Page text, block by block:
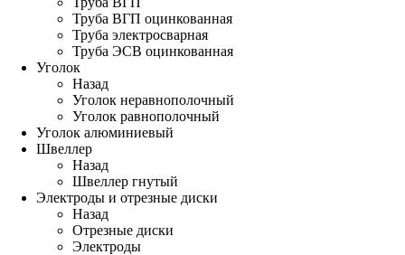
Труба ВГП оцинкованная
Труба электросварная
Труба ЭСВ оцинкованная
Уголок
Назад
Уголок неравнополочный
Уголок равнополочный
Уголок алюминиевый
Швеллер
Назад
Швеллер гнутый
Электроды и отрезные диски
Назад
Отрезные диски
Электроды